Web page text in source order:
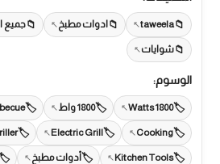
taweela ادوات مطبخ جميع
شوايات
الوسوم:
1800 Watts 1800 واط
Cooking
Electric Grill
Kitchen Tools أدوات مطبخ